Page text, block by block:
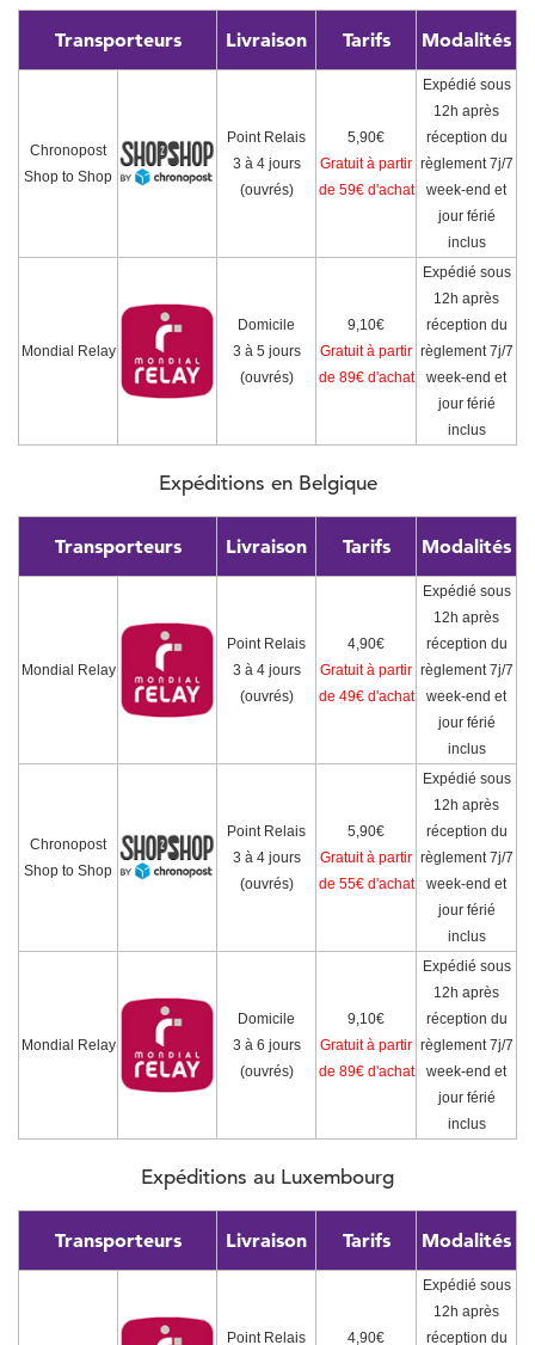
Transporteurs Livraison Tarifs Modalités
Chronopost
Shop to Shop
Point Relais
3 à 4 jours
(ouvrés)
5,90€
Gratuit à partir
de 59€ d'achat
Expédié sous
12h après
réception du
règlement 7j/7
week-end et
jour férié
inclus
Mondial Relay
Domicile
3 à 5 jours
(ouvrés)
9,10€
Gratuit à partir
de 89€ d'achat
Expédié sous
12h après
réception du
règlement 7j/7
week-end et
jour férié
inclus
Expéditions en Belgique
Transporteurs Livraison Tarifs Modalités
Mondial Relay
Point Relais
3 à 4 jours
(ouvrés)
4,90€
Gratuit à partir
de 49€ d'achat
Expédié sous
12h après
réception du
règlement 7j/7
week-end et
jour férié
inclus
Chronopost
Shop to Shop
Point Relais
3 à 4 jours
(ouvrés)
5,90€
Gratuit à partir
de 55€ d'achat
Expédié sous
12h après
réception du
règlement 7j/7
week-end et
jour férié
inclus
Mondial Relay
Domicile
3 à 6 jours
(ouvrés)
9,10€
Gratuit à partir
de 89€ d'achat
Expédié sous
12h après
réception du
règlement 7j/7
week-end et
jour férié
inclus
Expéditions au Luxembourg
Transporteurs Livraison Tarifs Modalités
Point Relais 4,90€
Expédié sous
12h après
réception du